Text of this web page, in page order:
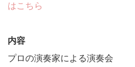
はこちら
内容
プロの演奏家による演奏会